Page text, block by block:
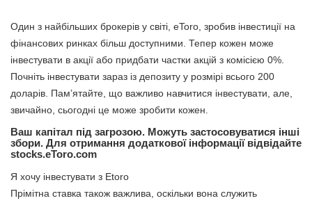
Один з найбільших брокерів у світі, eToro, зробив інвестиції на
фінансових ринках більш доступними. Тепер кожен може
інвестувати в акції або придбати частки акцій з комісією 0%.
Почніть інвестувати зараз із депозиту у розмірі всього 200
доларів. Пам’ятайте, що важливо навчитися інвестувати, але,
звичайно, сьогодні це може зробити кожен.
Ваш капітал під загрозою. Можуть застосовуватися інші
збори. Для отримання додаткової інформації відвідайте
stocks.eToro.com
Я хочу інвестувати з Etoro
Прімітна ставка також важлива, оскільки вона служить